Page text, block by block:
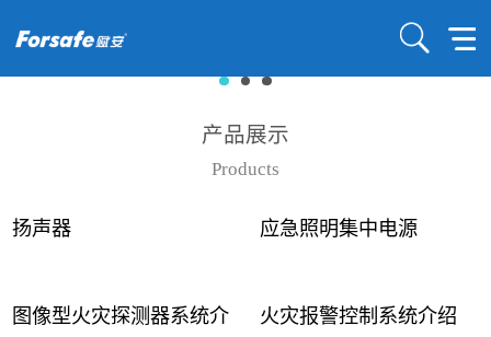
产品展示
Products
扬声器 应急照明集中电源
图像型火灾探测器系统介
火灾报警控制系统介绍